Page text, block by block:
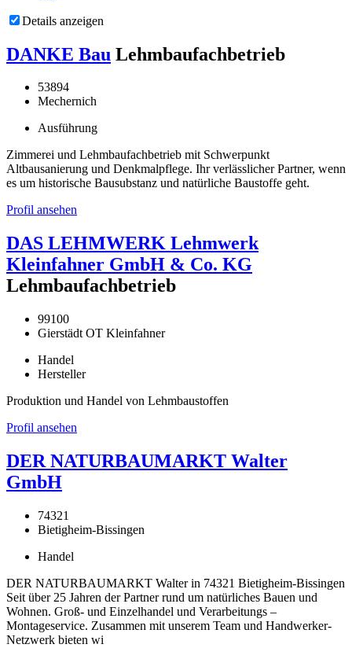
Details anzeigen
DANKE Bau Lehmbaufachbetrieb
53894
Mechernich
Ausführung
Zimmerei und Lehmbaufachbetrieb mit Schwerpunkt
Altbausanierung und Denkmalpflege. Ihr verlässlicher Partner, wenn
es um historische Bausubstanz und natürliche Baustoffe geht.
Profil ansehen
DAS LEHMWERK Lehmwerk
Kleinfahner GmbH & Co. KG
Lehmbaufachbetrieb
99100
Gierstädt OT Kleinfahner
Handel
Hersteller
Produktion und Handel von Lehmbaustoffen
Profil ansehen
DER NATURBAUMARKT Walter
GmbH
74321
Bietigheim-Bissingen
Handel
DER NATURBAUMARKT Walter in 74321 Bietigheim-Bissingen
Seit über 25 Jahren der Partner rund um natürliches Bauen und
Wohnen. Groß- und Einzelhandel und Verarbeitungs –
Montageservice. Zusammen mit unserem Team und Handwerker-
Netzwerk bieten wi